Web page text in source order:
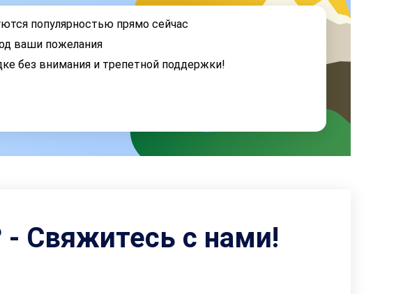
популярностью прямо сейчас
ваши пожелания
без внимания и трепетной поддержки!
- Свяжитесь с нами!